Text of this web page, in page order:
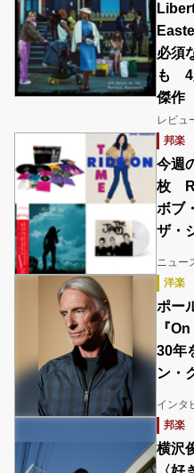
必須
も 4
傑作
レビュ
邦楽
今週
枚
ボブ
ザ・
ニュー
洋楽
ポー
『
30年
ン・
インタ
邦楽
横沢